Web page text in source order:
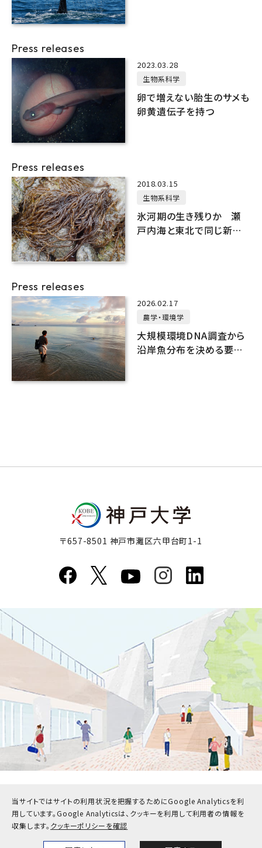
当サイトではサイトの利用状況を把握するためにGoogle Analyticsを利
用しています。Google Analyticsは、クッキーを利用して利用者の情報を
収集します。 クッキーポリシーを確認
Press releases
2023.03.28
生物系科学
卵で増えない胎生のサメも
卵黄遺伝子を持つ
Press releases
2018.03.15
生物系科学
氷河期の生き残りか 瀬
戸内海と東北で同じ新種
Press releases
2026.02.17
農学・環境学
大規模環境DNA調査から
沿岸魚分布を決める要因
〒657-8501 神戸市灘区六甲台町1-1
受験生
在学生・保護者
卒業生
教職員